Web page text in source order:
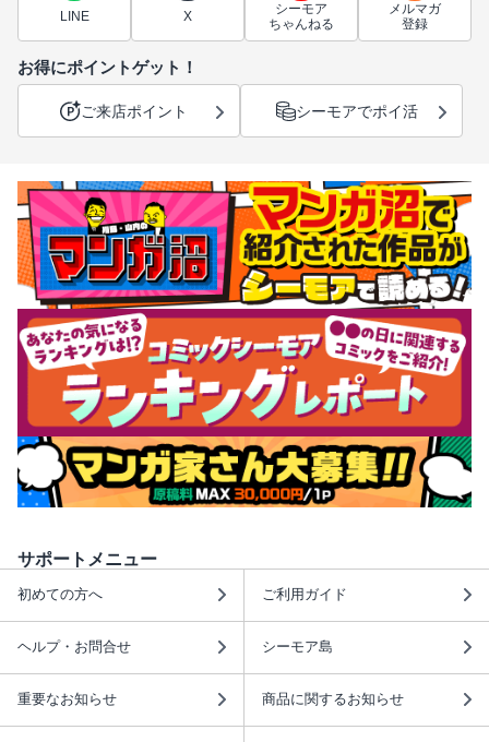
LINE X
シーモア
ちゃんねる
メルマガ
登録
お得にポイントゲット！
ご来店ポイント シーモアでポイ活
サポートメニュー
初めての方へ ご利用ガイド
ヘルプ・お問合せ シーモア島
重要なお知らせ 商品に関するお知らせ